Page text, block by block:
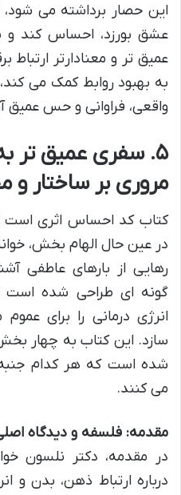
این حصار برداشته می شود،
عشق بورزد، احساس کند و
عمیق تر و معنادارتر ارتباط
به بهبود روابط کمک می کند،
واقعی، فراوانی و حس عمیق
۵. سفری عمیق تر
مروری بر ساختار و
کتاب کد احساس اثری است
در عین حال الهام بخش،
رهایی از بارهای عاطفی
گونه ای طراحی شده است
انرژی درمانی را برای
سازد. این کتاب به چهار
شده است که هر کدام
می کنند.
مقدمه: فلسفه و دیدگاه
در مقدمه، دکتر نلسون
درباره ارتباط ذهن، بدن و